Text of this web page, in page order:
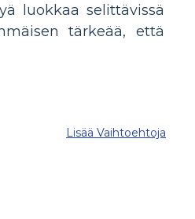
luokkaa selittävissä
tärkeää, että
Lisää Vaihtoehtoja